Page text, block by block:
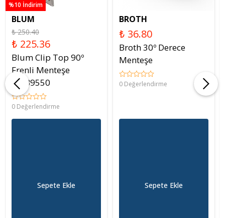
%10 İndirim
BLUM
₺ 250.40
₺ 225.36
Blum Clip Top 90º
Frenli Menteşe
-79B9550
0 Değerlendirme
Sepete Ekle
BROTH
₺ 36.80
Broth 30º Derece
Menteşe
0 Değerlendirme
Sepete Ekle